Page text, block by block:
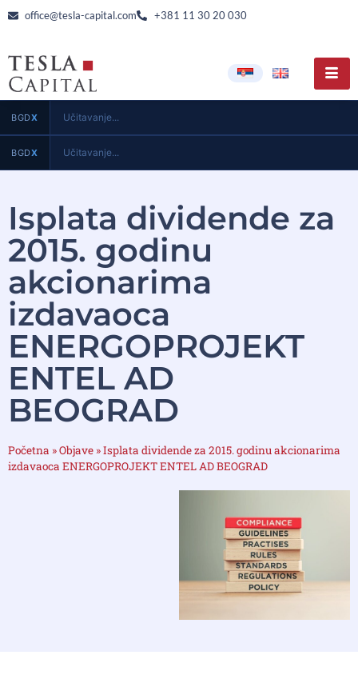
office@tesla-capital.com +381 11 30 20 030
BGDX Učitavanje...
BGDX Učitavanje...
Isplata dividende za
2015. godinu
akcionarima
izdavaoca
ENERGOPROJEKT
ENTEL AD
BEOGRAD
Početna »Objave »Isplata dividende za 2015. godinu akcionarima
izdavaoca ENERGOPROJEKT ENTEL AD BEOGRAD